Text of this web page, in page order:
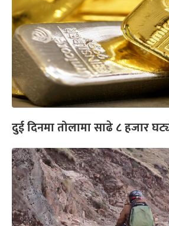
दुई दिनमा तोलामा साढे ८ हजार